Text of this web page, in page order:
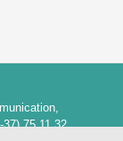
75 11 32